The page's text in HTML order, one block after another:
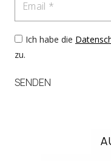
Ich habe die
zu.
SENDEN